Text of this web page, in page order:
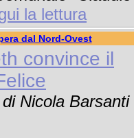
la lettura
dal Nord-Ovest
convince il
Nicola Barsanti